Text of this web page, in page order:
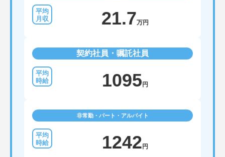
21.7万円
契約社員・嘱託社員
1095 円
非常勤・パート・アルバイト
1242 円